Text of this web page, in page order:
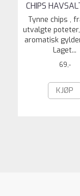
CHIPS
Tynne chips ,
utvalgte
aromatisk
Laget...
69,-
KJØP